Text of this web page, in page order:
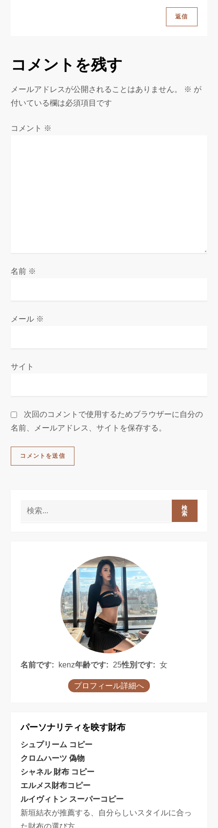
返信
コメントを残す
メールアドレスが公開されることはありません。 ※ が
付いている欄は必須項目です
コメント ※
名前 ※
メール ※
サイト
次回のコメントで使用するためブラウザーに自分の
名前、メールアドレス、サイトを保存する。
検
索
名前です: kenz年齢です: 25性別です: 女
プロフィール詳細へ
パーソナリティを映す財布
シュプリーム コピー
クロムハーツ 偽物
シャネル 財布 コピー
エルメス財布コピー
ルイヴィトン スーパーコピー
新垣結衣が推薦する、自分らしいスタイルに合っ